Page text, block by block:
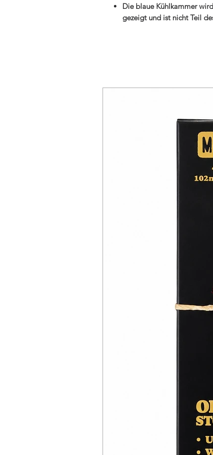
Die blaue Kühlkammer
gezeigt und ist nicht Teil